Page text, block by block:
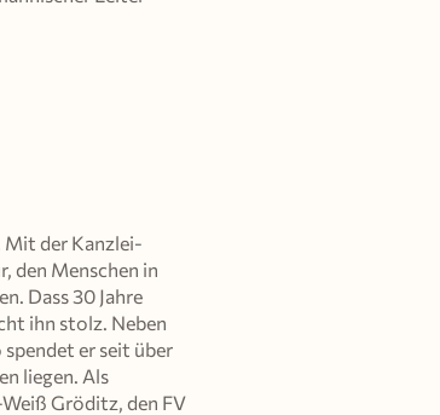
Mit der Kanzlei-
den Menschen in
Dass 30 Jahre
ihn stolz. Neben
er seit über
liegen. Als
Gröditz, den FV